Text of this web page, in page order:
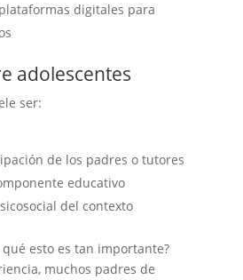
digitales para
adolescentes
ser:
de los padres o tutores
educativo
del contexto
esto es tan importante?
muchos padres de